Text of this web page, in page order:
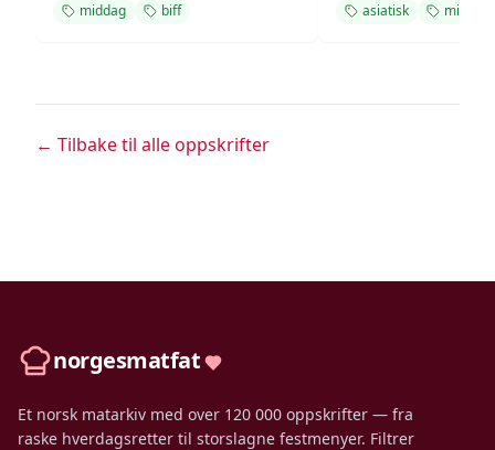
middag biff asiatisk middag
← Tilbake til alle oppskrifter
norgesmatfat
Et norsk matarkiv med over 120 000 oppskrifter — fra
raske hverdagsretter til storslagne festmenyer. Filtrer